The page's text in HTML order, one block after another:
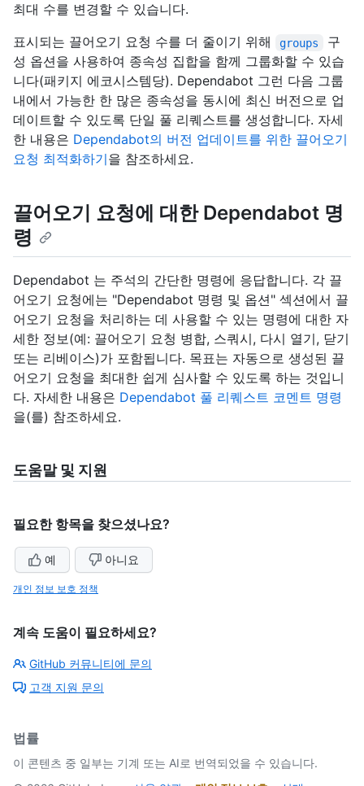
최대 수를 변경할 수 있습니다.
표시되는 끌어오기 요청 수를 더 줄이기 위해
groups
구
성 옵션을 사용하여 종속성 집합을 함께 그룹화할 수 있습
니다(패키지 에코시스템당). Dependabot 그런 다음 그룹
내에서 가능한 한 많은 종속성을 동시에 최신 버전으로 업
데이트할 수 있도록 단일 풀 리퀘스트를 생성합니다. 자세
한 내용은 Dependabot의 버전 업데이트를 위한 끌어오기
요청 최적화하기을 참조하세요.
끌어오기 요청에 대한 Dependabot 명
령
Dependabot 는 주석의 간단한 명령에 응답합니다. 각 끌
어오기 요청에는 "Dependabot 명령 및 옵션" 섹션에서 끌
어오기 요청을 처리하는 데 사용할 수 있는 명령에 대한 자
세한 정보(예: 끌어오기 요청 병합, 스쿼시, 다시 열기, 닫기
또는 리베이스)가 포함됩니다. 목표는 자동으로 생성된 끌
어오기 요청을 최대한 쉽게 심사할 수 있도록 하는 것입니
다. 자세한 내용은 Dependabot 풀 리퀘스트 코멘트 명령
을(를) 참조하세요.
도움말 및 지원
필요한 항목을 찾으셨나요?
예 아니요
개인 정보 보호 정책
계속 도움이 필요하세요?
GitHub 커뮤니티에 문의
고객 지원 문의
법률
이 콘텐츠 중 일부는 기계 또는 AI로 번역되었을 수 있습니다.